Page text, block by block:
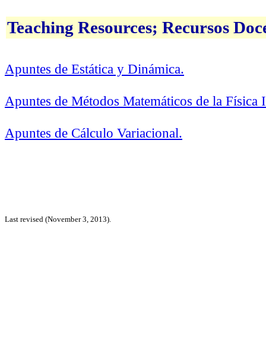
Teaching Resources; Recursos
Apuntes de Estática y Dinámica.
Apuntes de Métodos Matemáticos de la Física
Apuntes de Cálculo Variacional.
Last revised (November 3, 2013).